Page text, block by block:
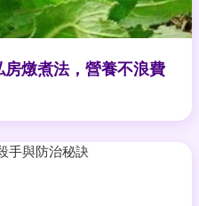
燉煮法，營養不浪費